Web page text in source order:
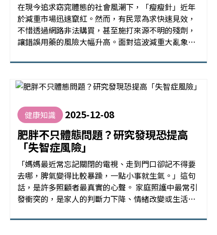
在現今追求窈窕體態的社會風潮下，「瘦瘦針」近年
於減重市場迅速竄紅。然而，有民眾為求快速見效，
不惜透過網路非法購買，甚至施打來源不明的殘劑，
讓錯誤用藥的風險大幅升高。面對這波減重大亂象，
健康知識 2025-12-08
肥胖不只體態問題？研究發現恐提高
「失智症風險」
「媽媽最近常忘記關閉的電視、走到門口卻記不得要
去哪，脾氣變得比較暴躁，一點小事就生氣。」這句
話，是許多照顧者最真實的心聲。 家庭照護中最常引
發衝突的，是家人的判斷力下降、情緒改變或生活能
長輩現在的狀況，是正常的健忘，還是失智症的警